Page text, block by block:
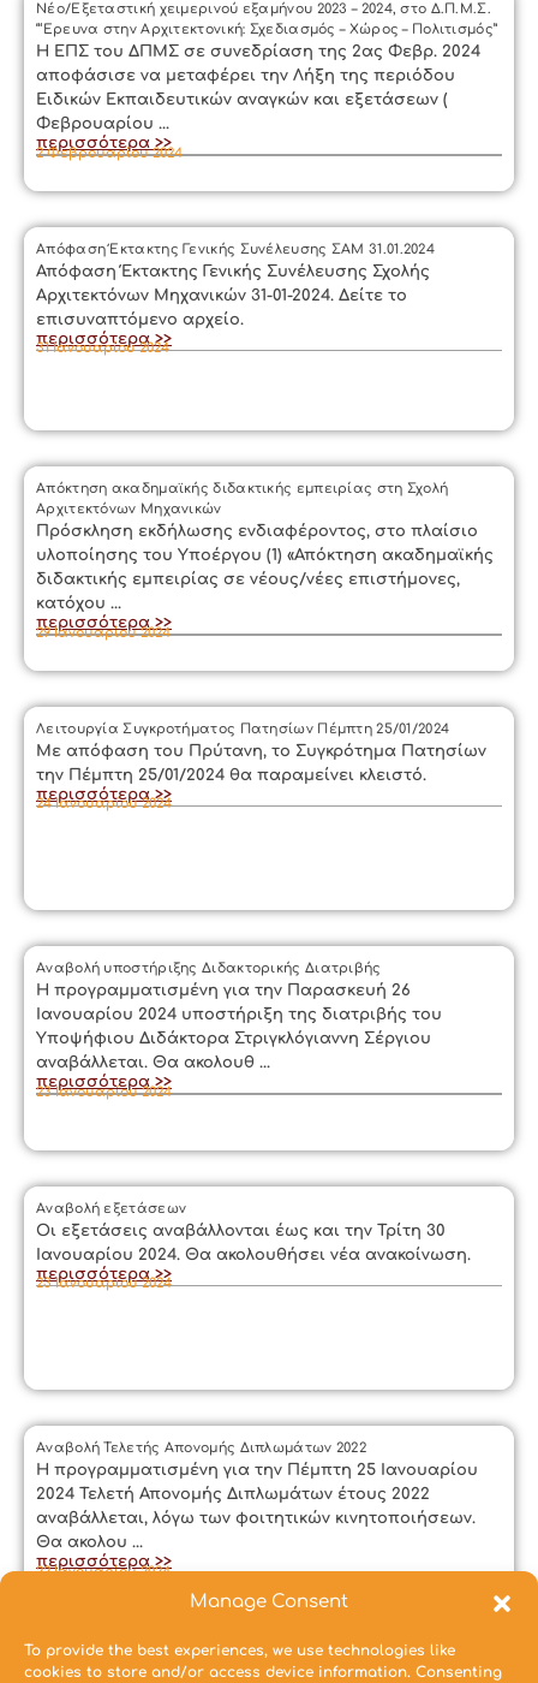
Manage Consent
To provide the best experiences, we use technologies like
cookies to store and/or access device information. Consenting
Νέο/Εξεταστική χειμερινού εξαμήνου 2023 – 2024, στο Δ.Π.Μ.Σ.
“‘Ερευνα στην Αρχιτεκτονική: Σχεδιασμός – Χώρος – Πολιτισμός”
H ΕΠΣ του ΔΠΜΣ σε συνεδρίαση της 2ας Φεβρ. 2024
αποφάσισε να μεταφέρει την Λήξη της περιόδου
Ειδικών Εκπαιδευτικών αναγκών και εξετάσεων (
Φεβρουαρίου ...
περισσότερα >>
2 Φεβρουαρίου 2024
Απόφαση Έκτακτης Γενικής Συνέλευσης ΣΑΜ 31.01.2024
Απόφαση Έκτακτης Γενικής Συνέλευσης Σχολής
Αρχιτεκτόνων Μηχανικών 31-01-2024. Δείτε το
επισυναπτόμενο αρχείο.
περισσότερα >>
31 Ιανουαρίου 2024
Απόκτηση ακαδημαϊκής διδακτικής εμπειρίας στη Σχολή
Αρχιτεκτόνων Μηχανικών
Πρόσκληση εκδήλωσης ενδιαφέροντος, στο πλαίσιο
υλοποίησης του Yποέργου (1) «Απόκτηση ακαδημαϊκής
διδακτικής εμπειρίας σε νέους/νέες επιστήμονες,
κατόχου ...
περισσότερα >>
29 Ιανουαρίου 2024
Λειτουργία Συγκροτήματος Πατησίων Πέμπτη 25/01/2024
Με απόφαση του Πρύτανη, το Συγκρότημα Πατησίων
την Πέμπτη 25/01/2024 θα παραμείνει κλειστό.
περισσότερα >>
24 Ιανουαρίου 2024
Αναβολή υποστήριξης Διδακτορικής Διατριβής
Η προγραμματισμένη για την Παρασκευή 26
Ιανουαρίου 2024 υποστήριξη της διατριβής του
Υποψήφιου Διδάκτορα Στριγκλόγιαννη Σέργιου
αναβάλλεται. Θα ακολουθ ...
περισσότερα >>
23 Ιανουαρίου 2024
Αναβολή εξετάσεων
Οι εξετάσεις αναβάλλονται έως και την Τρίτη 30
Ιανουαρίου 2024. Θα ακολουθήσει νέα ανακοίνωση.
περισσότερα >>
23 Ιανουαρίου 2024
Αναβολή Τελετής Απονομής Διπλωμάτων 2022
Η προγραμματισμένη για την Πέμπτη 25 Ιανουαρίου
2024 Τελετή Απονομής Διπλωμάτων έτους 2022
αναβάλλεται, λόγω των φοιτητικών κινητοποιήσεων.
Θα ακολου ...
περισσότερα >>
22 Ιανουαρίου 2024
Προηγ. 1 2 3 4 5 6 7 8 9 10 11 12 13